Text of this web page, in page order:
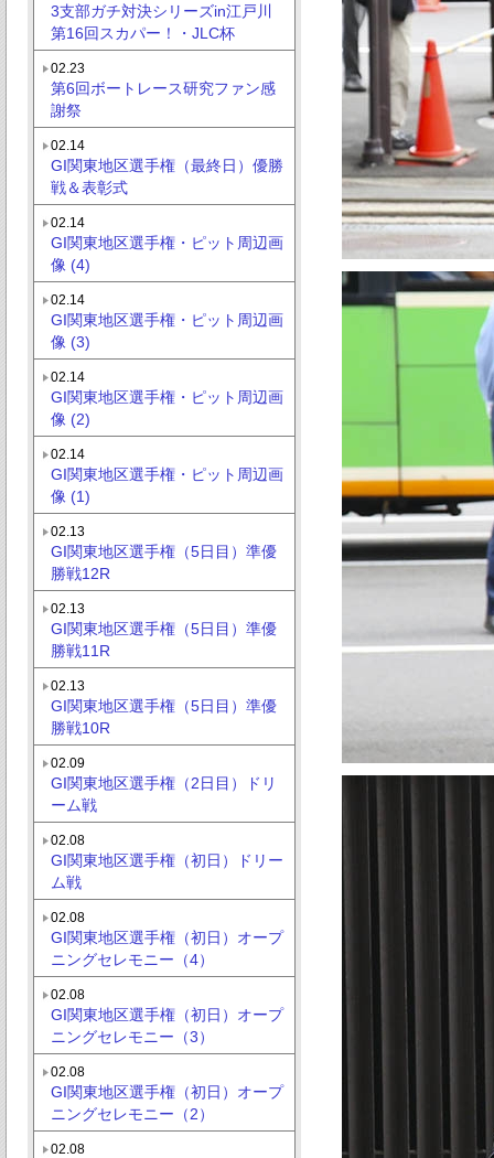
3支部ガチ対決シリーズin江戸川
第16回スカパー！・JLC杯
02.23
第6回ボートレース研究ファン感
謝祭
02.14
GI関東地区選手権（最終日）優勝
戦＆表彰式
02.14
GI関東地区選手権・ピット周辺画
像 (4)
02.14
GI関東地区選手権・ピット周辺画
像 (3)
02.14
GI関東地区選手権・ピット周辺画
像 (2)
02.14
GI関東地区選手権・ピット周辺画
像 (1)
02.13
GI関東地区選手権（5日目）準優
勝戦12R
02.13
GI関東地区選手権（5日目）準優
勝戦11R
02.13
GI関東地区選手権（5日目）準優
勝戦10R
02.09
GI関東地区選手権（2日目）ドリ
ーム戦
02.08
GI関東地区選手権（初日）ドリー
ム戦
02.08
GI関東地区選手権（初日）オープ
ニングセレモニー（4）
02.08
GI関東地区選手権（初日）オープ
ニングセレモニー（3）
02.08
GI関東地区選手権（初日）オープ
ニングセレモニー（2）
02.08